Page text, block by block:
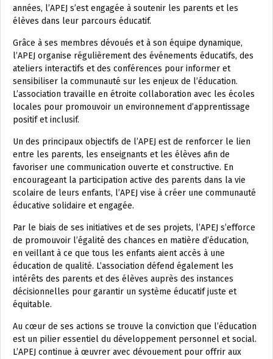
années, l’APEJ s’est engagée à soutenir les parents et les
élèves dans leur parcours éducatif.
Grâce à ses membres dévoués et à son équipe dynamique,
l’APEJ organise régulièrement des événements éducatifs, des
ateliers interactifs et des conférences pour informer et
sensibiliser la communauté sur les enjeux de l’éducation.
L’association travaille en étroite collaboration avec les écoles
locales pour promouvoir un environnement d’apprentissage
positif et inclusif.
Un des principaux objectifs de l’APEJ est de renforcer le lien
entre les parents, les enseignants et les élèves afin de
favoriser une communication ouverte et constructive. En
encourageant la participation active des parents dans la vie
scolaire de leurs enfants, l’APEJ vise à créer une communauté
éducative solidaire et engagée.
Par le biais de ses initiatives et de ses projets, l’APEJ s’efforce
de promouvoir l’égalité des chances en matière d’éducation,
en veillant à ce que tous les enfants aient accès à une
éducation de qualité. L’association défend également les
intérêts des parents et des élèves auprès des instances
décisionnelles pour garantir un système éducatif juste et
équitable.
Au cœur de ses actions se trouve la conviction que l’éducation
est un pilier essentiel du développement personnel et social.
L’APEJ continue à œuvrer avec dévouement pour offrir aux